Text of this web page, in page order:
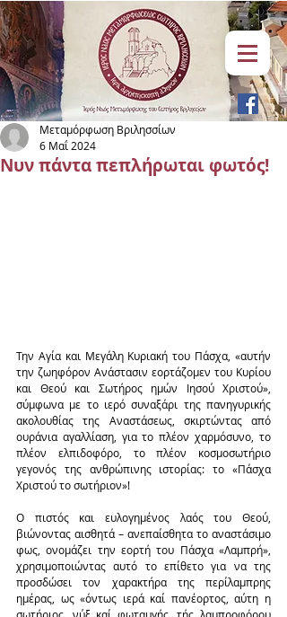
Νυν πάντα πεπλήρωται φωτός!
Μεταμόρφωση Βριλησσίων
6 Μαΐ 2024
Την Αγία και Μεγάλη Κυριακή του Πάσχα, «αυτήν
την ζωηφόρον Ανάστασιν εορτάζομεν του Κυρίου
και Θεού και Σωτήρος ημών Ιησού Χριστού»,
σύμφωνα με το ιερό συναξάρι της πανηγυρικής
ακολουθίας της Αναστάσεως, σκιρτώντας από
ουράνια αγαλλίαση, για το πλέον χαρμόσυνο, το
πλέον ελπιδοφόρο, το πλέον κοσμοσωτήριο
γεγονός της ανθρώπινης ιστορίας: το «Πάσχα
Χριστού το σωτήριον»!
Ο πιστός και ευλογημένος λαός του Θεού,
βιώνοντας αισθητά – ανεπαίσθητα το αναστάσιμο
φως, ονομάζει την εορτή του Πάσχα «Λαμπρή»,
χρησιμοποιώντας αυτό το επίθετο για να της
προσδώσει τον χαρακτήρα της περίλαμπρης
ημέρας, ως «όντως ιερά καί πανέορτος, αύτη η
σωτήριος, νύξ καί φωταυγής, τής λαμπροφόρου